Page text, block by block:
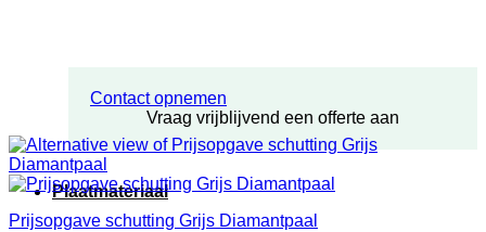
Contact opnemen
Vraag vrijblijvend een offerte aan
Plaatmateriaal
Prijsopgave schutting Grijs Diamantpaal